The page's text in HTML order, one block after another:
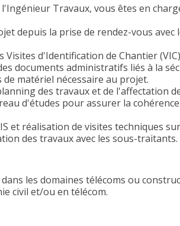
Travaux, vous êtes en
depuis la prise de rendez-vous
Visites d'Identification de Chantier
documents administratifs liés à la
de matériel nécessaire au projet.
des travaux et de l'affectation
d'études pour assurer la
et réalisation de visites techniques
des travaux avec les sous-traitants.
les domaines télécoms ou
civil et/ou en télécom.